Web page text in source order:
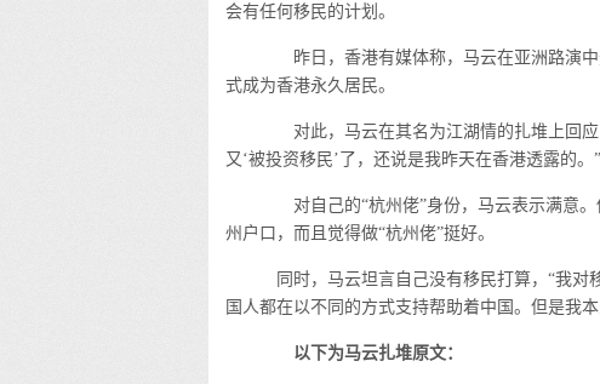
会有任何移民的计划。
昨日，香港有媒体称，马云在亚洲路演中
式成为香港永久居民。
对此，马云在其名为江湖情的扎堆上回应
又‘被投资移民’了，还说是我昨天在香港透露的。”
对自己的“杭州佬”身份，马云表示满意。
州户口，而且觉得做“杭州佬”挺好。
同时，马云坦言自己没有移民打算，“我对
国人都在以不同的方式支持帮助着中国。但是我
以下为马云扎堆原文：